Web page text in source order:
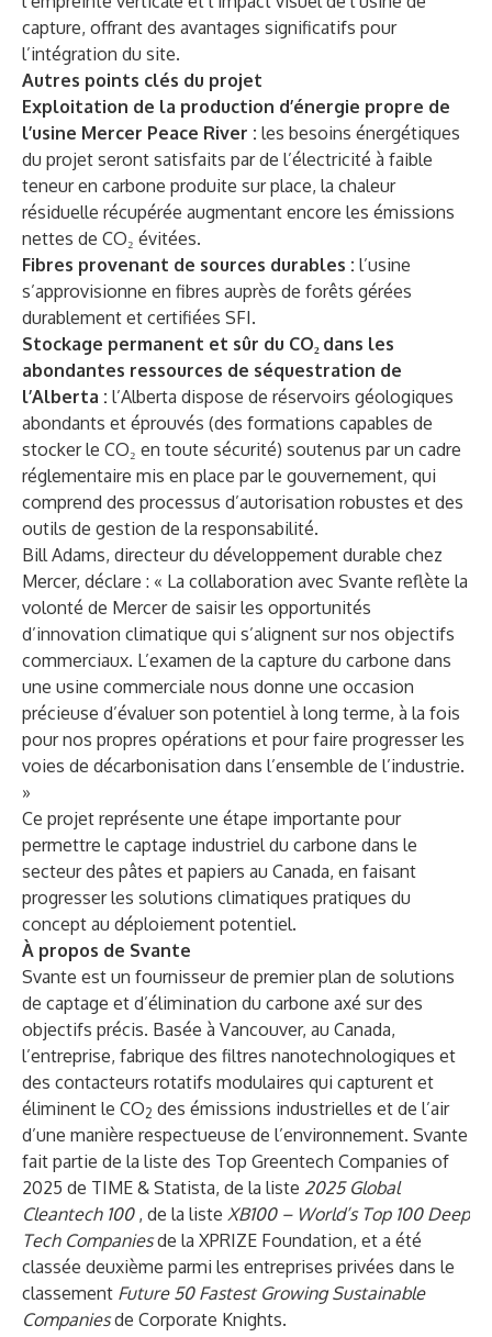
capture, offrant des avantages significatifs pour
l’intégration du site.
Autres points clés du projet
Exploitation de la production d’énergie propre de
l’usine Mercer Peace River : les besoins énergétiques
du projet seront satisfaits par de l’électricité à faible
teneur en carbone produite sur place, la chaleur
résiduelle récupérée augmentant encore les émissions
nettes de CO₂ évitées.
Fibres provenant de sources durables : l’usine
s’approvisionne en fibres auprès de forêts gérées
durablement et certifiées SFI.
Stockage permanent et sûr du CO₂ dans les
abondantes ressources de séquestration de
l’Alberta : l’Alberta dispose de réservoirs géologiques
abondants et éprouvés (des formations capables de
stocker le CO₂ en toute sécurité) soutenus par un cadre
réglementaire mis en place par le gouvernement, qui
comprend des processus d’autorisation robustes et des
outils de gestion de la responsabilité.
Bill Adams, directeur du développement durable chez
Mercer, déclare : « La collaboration avec Svante reflète la
volonté de Mercer de saisir les opportunités
d’innovation climatique qui s’alignent sur nos objectifs
commerciaux. L’examen de la capture du carbone dans
une usine commerciale nous donne une occasion
précieuse d’évaluer son potentiel à long terme, à la fois
pour nos propres opérations et pour faire progresser les
voies de décarbonisation dans l’ensemble de l’industrie.
»
Ce projet représente une étape importante pour
permettre le captage industriel du carbone dans le
secteur des pâtes et papiers au Canada, en faisant
progresser les solutions climatiques pratiques du
concept au déploiement potentiel.
À propos de Svante
Svante est un fournisseur de premier plan de solutions
de captage et d’élimination du carbone axé sur des
objectifs précis. Basée à Vancouver, au Canada,
l’entreprise, fabrique des filtres nanotechnologiques et
des contacteurs rotatifs modulaires qui capturent et
éliminent le CO2 des émissions industrielles et de l’air
d’une manière respectueuse de l’environnement. Svante
fait partie de la liste des Top Greentech Companies of
2025 de TIME & Statista, de la liste 2025 Global
Cleantech 100, de la liste XB100 – World’s Top 100 Deep
Tech Companiesde la XPRIZE Foundation, et a été
classée deuxième parmi les entreprises privées dans le
classement Future 50 Fastest Growing Sustainable
Companiesde Corporate Knights.